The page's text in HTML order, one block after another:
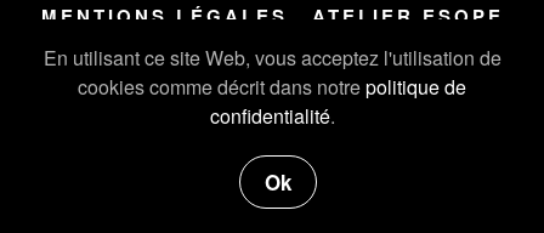
En utilisant ce site Web, vous acceptez l'utilisation de
cookies comme décrit dans notrepolitique de
confidentialité.
Ok
MENTIONS LÉGALES ATELIER ESOPE